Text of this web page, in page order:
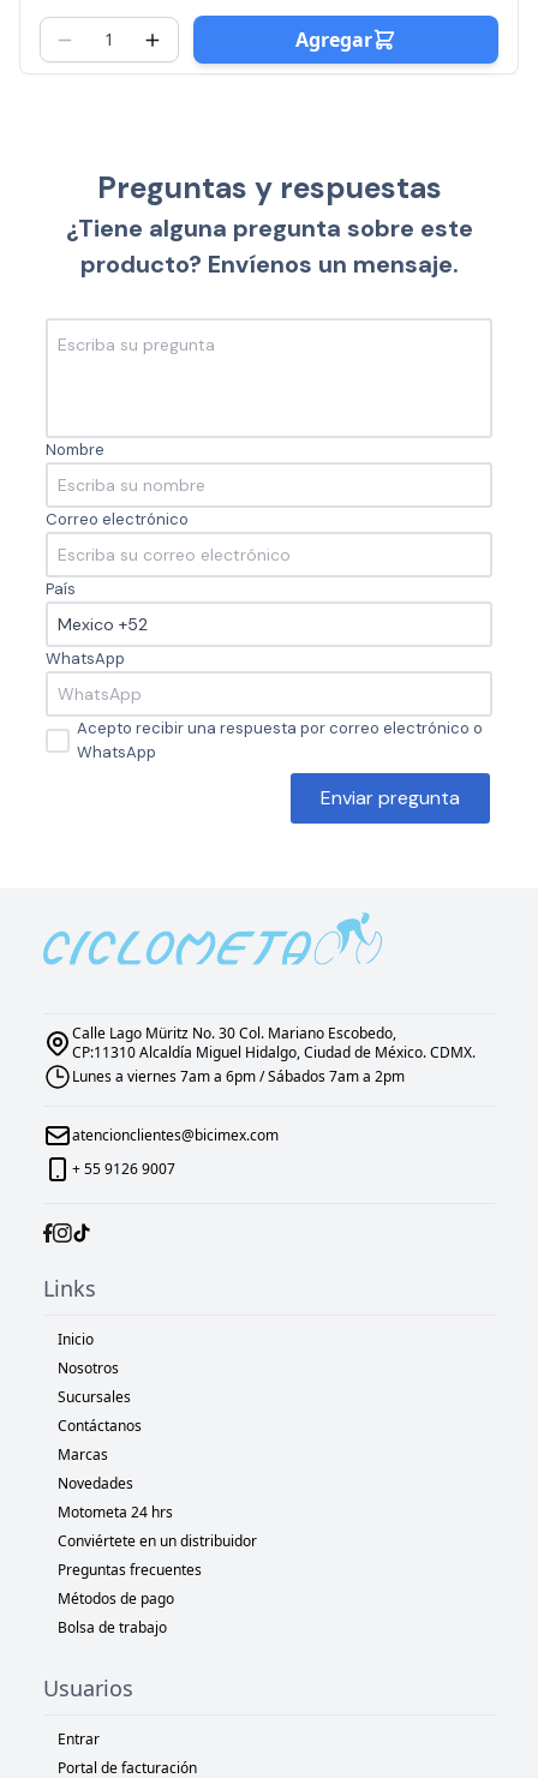
Agregar
Preguntas y respuestas
¿Tiene alguna pregunta sobre este
producto? Envíenos un mensaje.
Nombre
Correo electrónico
País
WhatsApp
Acepto recibir una respuesta por correo electrónico o
WhatsApp
Enviar pregunta
Calle Lago Müritz No. 30 Col. Mariano Escobedo,
CP:11310 Alcaldía Miguel Hidalgo, Ciudad de México. CDMX.
Lunes a viernes 7am a 6pm / Sábados 7am a 2pm
atencionclientes@bicimex.com
+ 55 9126 9007
Links
Inicio
Nosotros
Sucursales
Contáctanos
Marcas
Novedades
Motometa 24 hrs
Conviértete en un distribuidor
Preguntas frecuentes
Métodos de pago
Bolsa de trabajo
Usuarios
Entrar
Portal de facturación